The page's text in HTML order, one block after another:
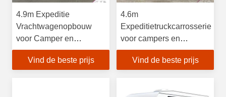
4.9m Expeditie
Vrachtwagenopbouw
voor Camper en
Platformwagens
Vind de beste prijs
4.6m
Expeditietruckcarrosserie
voor campers en
flatbedtrucks
Vind de beste prijs